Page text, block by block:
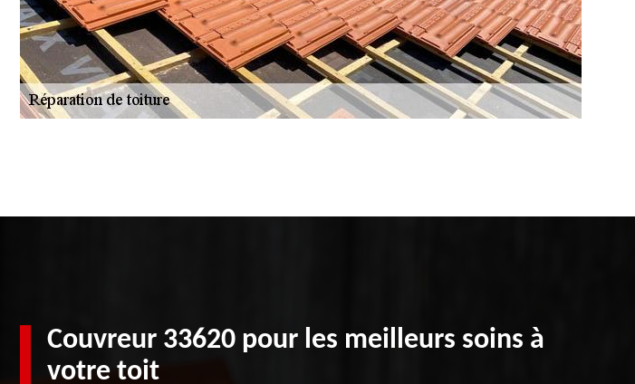
Couvreur 33620 pour les meilleurs soins à
votre toit